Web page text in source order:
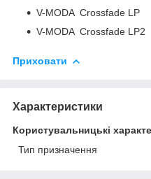
V-MODA Crossfade LP
V-MODA Crossfade LP2
Приховати
Характеристики
Користувальницькі
Тип призначення